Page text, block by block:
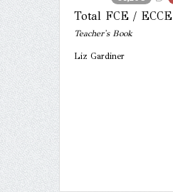
Total FCE / ECCE
Teacher's Book
Liz Gardiner